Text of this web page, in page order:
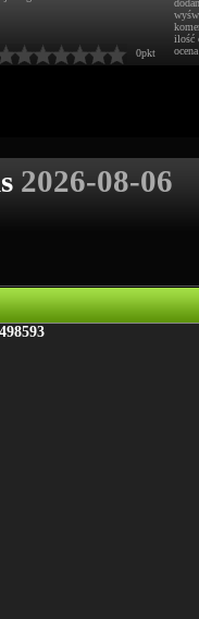
0pkt
ilość
ocena
2026-08-06